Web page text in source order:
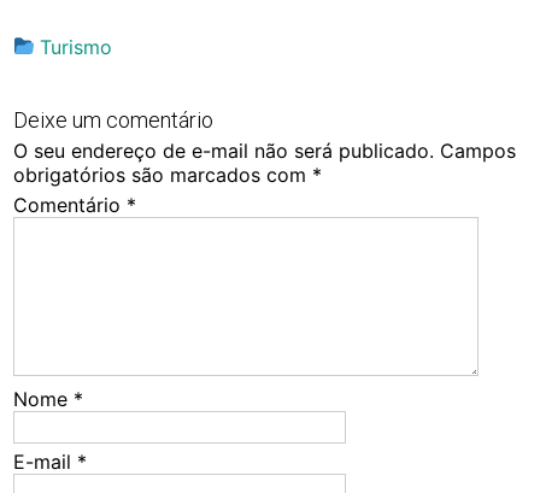
Turismo
Deixe um comentário
O seu endereço de e-mail não será publicado. Campos
obrigatórios são marcados com *
Comentário *
Nome *
E-mail *